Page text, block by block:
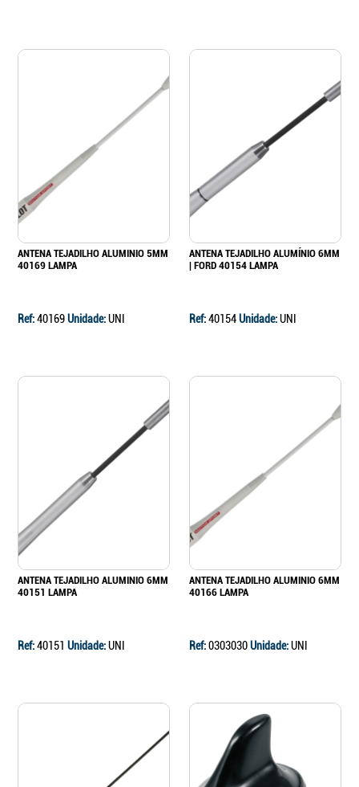
ANTENA TEJADILHO ALUMINIO 5MM
40169 LAMPA
Ref:40169Unidade:UNI
ANTENA TEJADILHO ALUMÍNIO 6MM
| FORD 40154 LAMPA
Ref:40154Unidade:UNI
ANTENA TEJADILHO ALUMINIO 6MM
40151 LAMPA
Ref:40151 Unidade:UNI
ANTENA TEJADILHO ALUMINIO 6MM
40166 LAMPA
Ref:0303030Unidade:UNI